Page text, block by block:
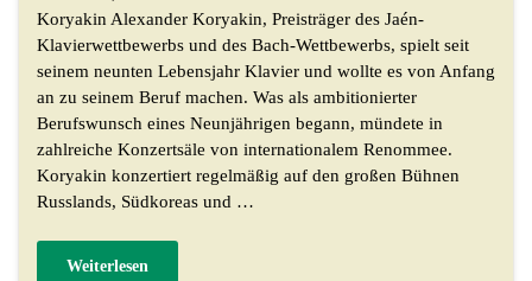
Koryakin Alexander Koryakin, Preisträger des Jaén-
Klavierwettbewerbs und des Bach-Wettbewerbs, spielt seit
seinem neunten Lebensjahr Klavier und wollte es von Anfang
an zu seinem Beruf machen. Was als ambitionierter
Berufswunsch eines Neunjährigen begann, mündete in
zahlreiche Konzertsäle von internationalem Renommee.
Koryakin konzertiert regelmäßig auf den großen Bühnen
Russlands, Südkoreas und …
Weiterlesen